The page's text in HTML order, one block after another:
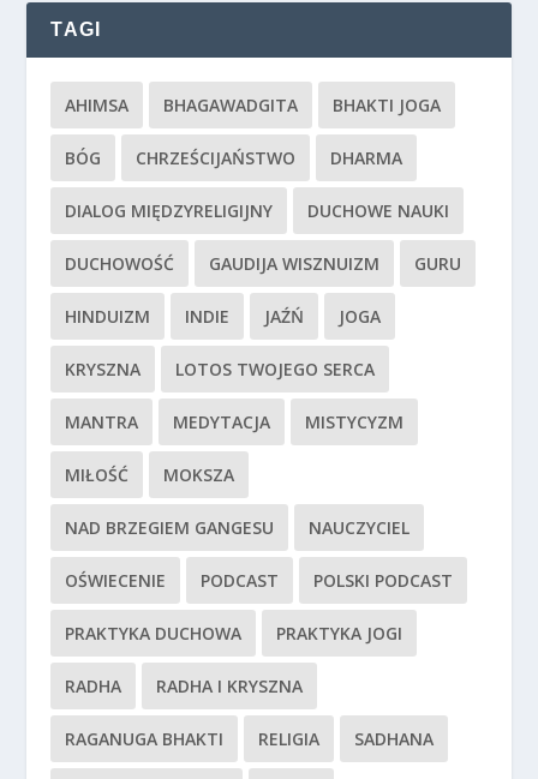
TAGI
AHIMSA BHAGAWADGITA BHAKTI JOGA
BÓG CHRZEŚCIJAŃSTWO DHARMA
DIALOG MIĘDZYRELIGIJNY DUCHOWE NAUKI
DUCHOWOŚĆ GAUDIJA WISZNUIZM GURU
HINDUIZM INDIE JAŹŃ JOGA
KRYSZNA LOTOS TWOJEGO SERCA
MANTRA MEDYTACJA MISTYCYZM
MIŁOŚĆ MOKSZA
NAD BRZEGIEM GANGESU NAUCZYCIEL
OŚWIECENIE PODCAST POLSKI PODCAST
PRAKTYKA DUCHOWA PRAKTYKA JOGI
RADHA RADHA I KRYSZNA
RAGANUGA BHAKTI RELIGIA SADHANA